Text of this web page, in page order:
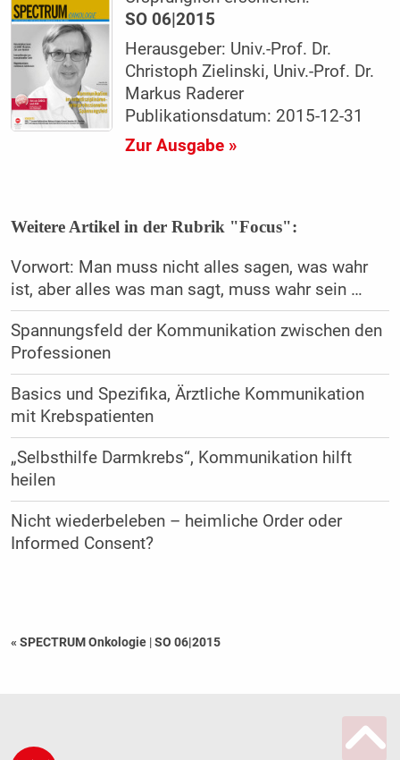
SO 06|2015
Herausgeber: Univ.-Prof. Dr.
Christoph Zielinski, Univ.-Prof. Dr.
Markus Raderer
Publikationsdatum: 2015-12-31
Zur Ausgabe »
Weitere Artikel in der Rubrik "Focus":
Vorwort: Man muss nicht alles sagen, was wahr
ist, aber alles was man sagt, muss wahr sein …
Spannungsfeld der Kommunikation zwischen den
Professionen
Basics und Spezifika, Ärztliche Kommunikation
mit Krebspatienten
„Selbsthilfe Darmkrebs“, Kommunikation hilft
heilen
Nicht wiederbeleben – heimliche Order oder
Informed Consent?
« SPECTRUM Onkologie |SO 06|2015